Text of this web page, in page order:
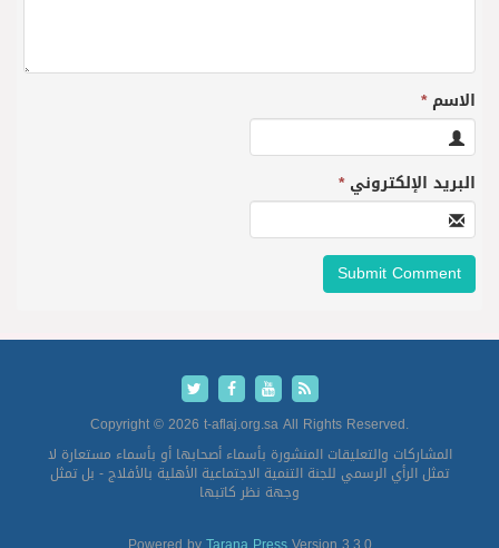
الاسم*
البريد الإلكتروني*
Copyright © 2026 t-aflaj.org.sa All Rights Reserved.
المشاركات والتعليقات المنشورة بأسماء أصحابها أو بأسماء مستعارة لا
تمثل الرأي الرسمي للجنة التنمية الاجتماعية الأهلية بالأفلاج - بل تمثل
وجهة نظر كاتبها